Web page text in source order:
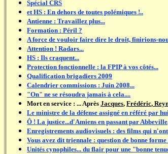
Spécial CRS
et HS : En dehors de toutes polémiques !..
Antienne : Travaillez plus...
Formation : Péril ?
A force de vouloir faire dire le droit, finirions-
Attention ! Radars...
HS : Ils craquent...
Protection fonctionnelle : la FPIP à vos côtés...
Qualification brigadiers 2009
Calendrier commissions : Juin 2008...
"On" ne se résoudra jamais à cela....
Mort en service : ... Après Jacques, Frédéric,
Le ministre de la défense assigné en référé par
Ô ! La justice...d'Amiens en passant par Abbeville
Enregistrements audiovisuels : des films qui
Vous avez dit triennale : question de bonne forme
Unités cynophiles... du flair pour une "bonne